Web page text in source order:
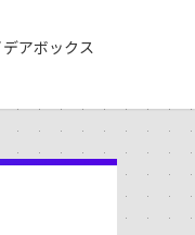
デアボックス